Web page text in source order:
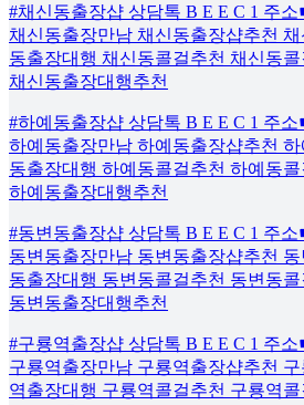
#채신동출장샵 상담톡 B E E C 1 주소
채신동출장만남 채신동출장샵추천
동출장대행 채신동콜걸추천 채신동콜
채신동출장대행추천
#하예동출장샵 상담톡 B E E C 1 주소
하예동출장만남 하예동출장샵추천
동출장대행 하예동콜걸추천 하예동콜
하예동출장대행추천
#동변동출장샵 상담톡 B E E C 1 주소
동변동출장만남 동변동출장샵추천
동출장대행 동변동콜걸추천 동변동콜
동변동출장대행추천
#구룡역출장샵 상담톡 B E E C 1 주소
구룡역출장만남 구룡역출장샵추천
역출장대행 구룡역콜걸추천 구룡역콜